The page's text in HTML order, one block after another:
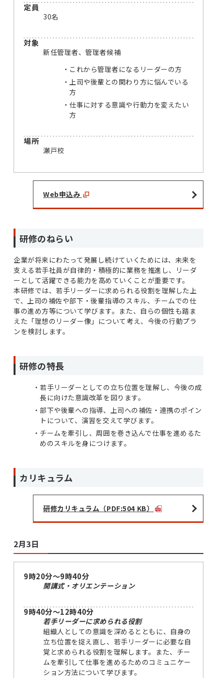
定員
30名
対象
新任管理者、管理者候補
これから管理者になるリーダーの方
上司や後輩との関わり方に悩んでいる
方
仕事に対する意識や行動力を変えたい
方
場所
瀬戸校
Web申込み
研修のねらい
企業が将来にわたって発展し続けていくためには、未来を
支える若手社員が自律的・積極的に業務を推進し、リーダ
ーとして活躍できる能力を高めていくことが重要です。
本研修では、若手リーダーに求められる役割を理解した上
で、上司の補佐や部下・後輩指導のスキル、チームでの仕
事の進め方等について学びます。また、自らの個性も踏ま
えた「理想のリーダー像」について考え、今後の行動プラ
ンを検討します。
研修の特長
若手リーダーとしての立ち位置を理解し、今後の成
長に向けた意識改革を図ります。
部下や後輩への指導、上司への補佐・連携のポイン
トについて、演習を交えて学びます。
チームを牽引し、周囲を巻き込んで仕事を進めるた
めのスキルを身につけます。
カリキュラム
研修カリキュラム（PDF:504 KB）
2月3日
9時20分～9時40分
開講式・オリエンテーション
9時40分～12時40分
若手リーダーに求められる役割
組織人としての意識を深めるとともに、自身の
立ち位置を捉え直し、若手リーダーに必要な自
覚と求められる役割を理解します。また、チー
ムを牽引して仕事を進めるためのコミュニケー
ション方法について学びます。